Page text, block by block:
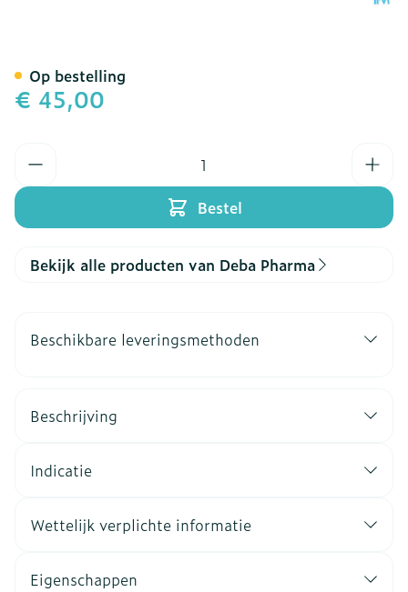
€ 45,00
Bestel
Op bestelling
Bekijk alle producten van Deba Pharma
Beschikbare leveringsmethoden
Beschrijving
Indicatie
Wettelijk verplichte informatie
Eigenschappen